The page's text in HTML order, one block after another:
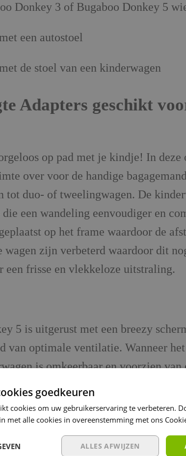
Donkey 3 of Bugaboo Donkey 5
een autostoel
de stoel van een kinderwagen
Adapters geschikt
op pad met je kindje! In
over voor de handige
tot duo- of tweelingwagen. De
een wandeling eenvoudiger en
op het frame waardoor de
zijn verbeterd waardoor dit
een frisse en vlekkeloze uitstraling.
5 is uitgerust met een breezy
van optimale ventilatie. Wanneer
is omkeerbaar en voorzien
eenvoudig in te klappen en kan
hebt wordt apart verkocht.
goedkeuren
cookies om uw gebruikerservaring te verbeteren.
met alle cookies in overeenstemming met ons
ALLES AFWIJZEN